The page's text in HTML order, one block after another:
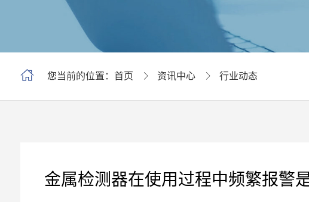
您当前的位置：首页 资讯中心 行业动态
金属检测器在使用过程中频繁报警